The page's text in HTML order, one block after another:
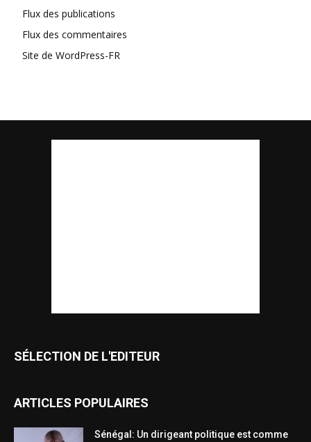
Flux des publications
Flux des commentaires
Site de WordPress-FR
SÉLECTION DE L'EDITEUR
ARTICLES POPULAIRES
Sénégal: Un dirigeant politique est comme